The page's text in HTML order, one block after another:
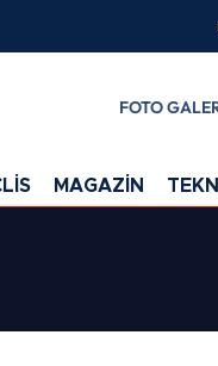
FOTO
MAGAZİN